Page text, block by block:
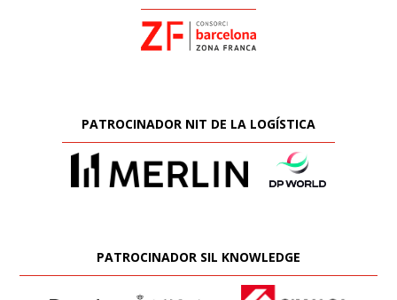
PATROCINADOR NIT DE LA LOGÍSTICA
PATROCINADOR SIL KNOWLEDGE